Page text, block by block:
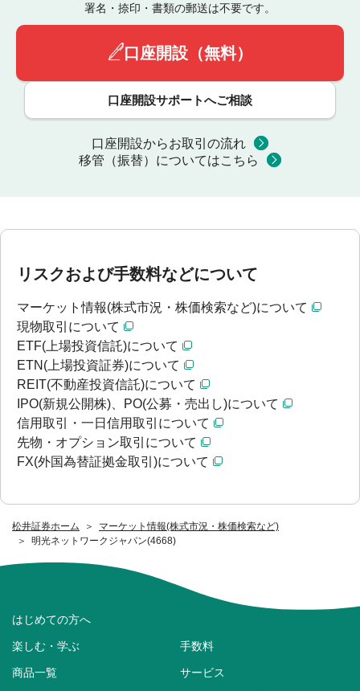
松井証券ホーム
マーケット情報(株式市況・株価検索など)
明光ネットワークジャパン(4668)
署名・捺印・書類の郵送は不要です。
口座開設（無料）
口座開設サポートへご相談
口座開設からお取引の流れ
移管（振替）についてはこちら
リスクおよび手数料などについて
マーケット情報(株式市況・株価検索など)について
現物取引について
ETF(上場投資信託)について
ETN(上場投資証券)について
REIT(不動産投資信託)について
IPO(新規公開株)、PO(公募・売出し)について
信用取引・一日信用取引について
先物・オプション取引について
FX(外国為替証拠金取引)について
はじめての方へ
楽しむ・学ぶ 手数料
商品一覧 サービス